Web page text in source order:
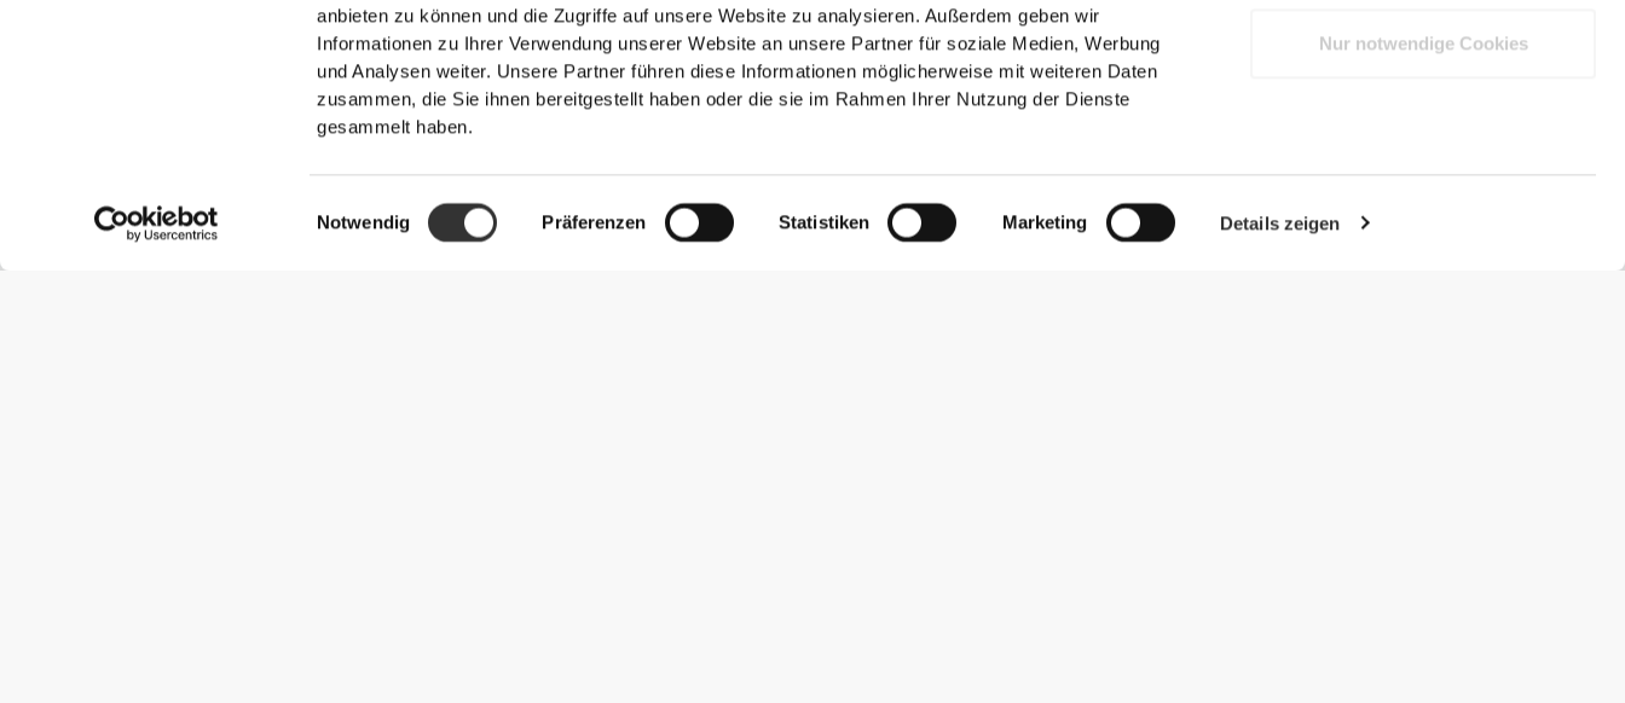
anbieten zu können und die Zugriffe auf unsere Website zu analysieren. Außerdem geben wir
Informationen zu Ihrer Verwendung unserer Website an unsere Partner für soziale Medien, Werbung
und Analysen weiter. Unsere Partner führen diese Informationen möglicherweise mit weiteren Daten
zusammen, die Sie ihnen bereitgestellt haben oder die sie im Rahmen Ihrer Nutzung der Dienste
gesammelt haben.
Einwilligungsauswahl
Notwendig Präferenzen Statistiken Marketing Details zeigen
Nur notwendige Cookies